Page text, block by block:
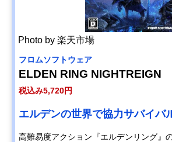
Photo by 楽天市場
フロムソフトウェア
ELDEN RING NIGHTREIGN
税込み5,720円
エルデンの世界で協力サバイバ
高難易度アクション『エルデンリング』